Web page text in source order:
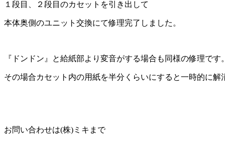
１段目、２段目のカセットを引き出して
本体奥側のユニット交換にて修理完了しました。
『ドンドン』と給紙部より変音がする場合も同様の修理です。
その場合カセット内の用紙を半分くらいにすると一時的に解
お問い合わせは(株)ミキまで